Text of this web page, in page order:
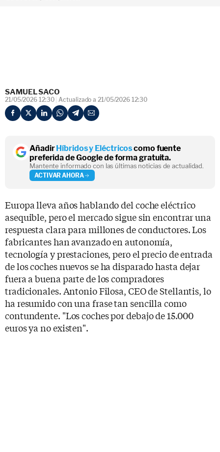
SAMUEL SACO
21/05/2026 12:30 Actualizado a 21/05/2026 12:30
AñadirHíbridos y Eléctricoscomo fuente
preferida de Google de forma gratuita.
Mantente informado con las últimas noticias de actualidad.
ACTIVAR AHORA
Europa lleva años hablando del coche eléctrico
asequible, pero el mercado sigue sin encontrar una
respuesta clara para millones de conductores. Los
fabricantes han avanzado en autonomía,
tecnología y prestaciones, pero el precio de entrada
de los coches nuevos se ha disparado hasta dejar
fuera a buena parte de los compradores
tradicionales. Antonio Filosa, CEO de Stellantis, lo
ha resumido con una frase tan sencilla como
contundente. "Los coches por debajo de 15.000
euros ya no existen".